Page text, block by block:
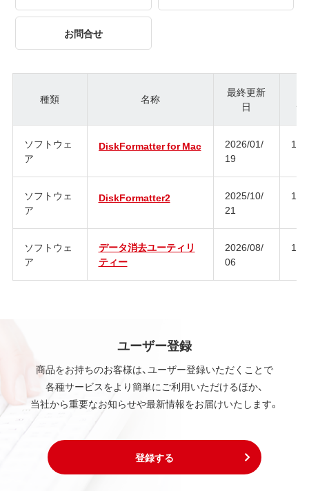
お問合せ
種類 名称
最終更新
日
ジ
ソフトウェ
ア
DiskFormatter for Mac
2026/01/
19
ソフトウェ
ア
DiskFormatter2
2025/10/
21
ソフトウェ
ア
データ消去ユーティリ
ティー
2026/08/
06
ユーザー登録
商品をお持ちのお客様は、ユーザー登録いただくことで
各種サービスをより簡単にご利用いただけるほか、
当社から重要なお知らせや最新情報をお届けいたします。
登録する